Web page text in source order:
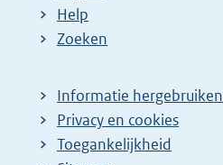
Help
Zoeken
Informatie hergebruiken
Privacy en cookies
Toegankelijkheid